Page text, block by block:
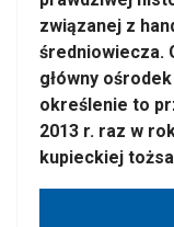
związanej z
średniowiecza.
główny
określenie to
2013 r. raz w
kupieckiej